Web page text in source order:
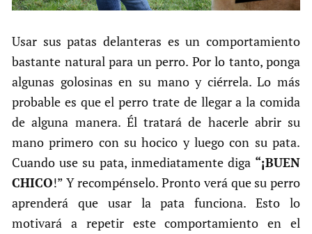
Usar sus patas delanteras es un comportamiento
bastante natural para un perro. Por lo tanto, ponga
algunas golosinas en su mano y ciérrela. Lo más
probable es que el perro trate de llegar a la comida
de alguna manera. Él tratará de hacerle abrir su
mano primero con su hocico y luego con su pata.
Cuando use su pata, inmediatamente diga “¡BUEN
CHICO!” Y recompénselo. Pronto verá que su perro
aprenderá que usar la pata funciona. Esto lo
motivará a repetir este comportamiento en el